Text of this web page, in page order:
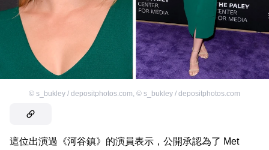
© s_bukley / depositphotos.com, © s_bukley / depositphotos.com
這位出演過《河谷鎮》的演員表示，公開承認為了 Met